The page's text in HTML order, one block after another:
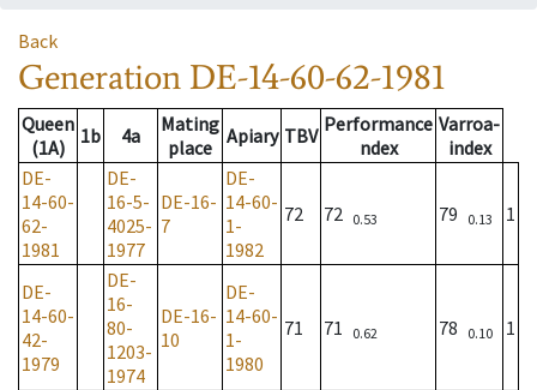
Back
Generation DE-14-60-62-1981
Queen
(1A)
1b 4a
Mating
place Apiary TBV Performance
ndex
Varroa-
index
DE-
14-60-
62-
1981
DE-
16-5-
4025-
1977
DE-16-
7
DE-
14-60-
1-
1982
72 72 0.53 79 0.13 1
DE-
14-60-
42-
1979
DE-
16-
80-
1203-
1974
DE-16-
10
DE-
14-60-
1-
1980
71 71 0.62 78 0.10 1